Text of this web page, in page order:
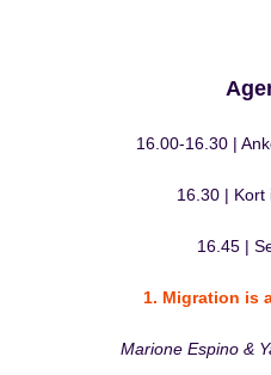
16.00-16.30 |
16.30 | Kort
16.45 |
1. Migration is
Marione Espino &